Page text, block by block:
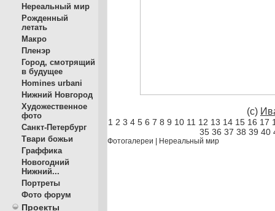
Нереальный мир
Рожденный
летать
Макро
Пленэр
Город, смотрящий
в будущее
Homines urbani
Нижний Новгород
Художественное
фото
Санкт-Петербург
Твари божьи
Граффика
Новогодний
Нижний...
Портреты
Фото форум
Проекты
(c)
1 2 3 4 5 6 7 8 9 10 11 12 13 14 15 16 17
35 36 37 38 39 40
Фотогалереи Нереальный мир